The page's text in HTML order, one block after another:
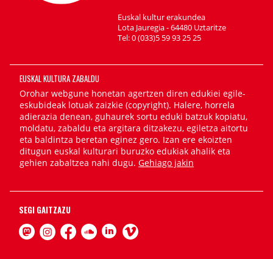
Euskal kultur erakundea
Lota Jauregia - 64480 Uztaritze
Tel: 0 (033)5 59 93 25 25
EUSKAL KULTURA ZABALDU
Orohar webgune honetan agertzen diren edukiei egile-
eskubideak lotuak zaizkie (copyright). Halere, horrela
adierazia denean, guhaurek sortu eduki batzuk kopiatu,
moldatu, zabaldu eta argitara ditzakezu, egiletza aitortu
eta baldintza beretan eginez gero. Izan ere ekoizten
ditugun euskal kulturari buruzko edukiak ahalik eta
gehien zabaltzea nahi dugu. Gehiago jakin
SEGI GAITZAZU